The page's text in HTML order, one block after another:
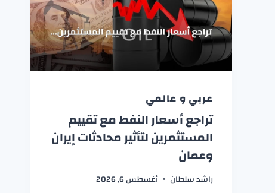
عربي و عالمي
تراجع أسعار النفط مع تقييم
المستثمرين لتأثير محادثات إيران
وعمان
راشد سلطان أغسطس 6, 2026